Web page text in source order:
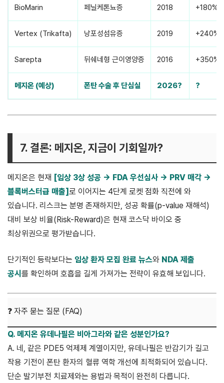
BioMarin 페닐케톤뇨증 2018 +180%
Vertex (Trikafta) 낭포성섬유증 2019 +240%
Sarepta 뒤쉐네형 근이영양증 2016 +350%
메지온 (예상) 폰탄 수술 후 단심실 2026? ?
7. 결론: 메지온, 지금이 기회일까?
메지온은 현재 [임상 3상 성공 → FDA 우선심사 → PRV 매각 →
블록버스터급 매출] 로 이어지는 4단계 로켓 점화 직전에 와
있습니다. 리스크는 분명 존재하지만, 성공 확률(p-value 재해석)
대비 보상 비율(Risk-Reward)은 현재 코스닥 바이오 중
최상위권으로 평가받습니다.
단기적인 등락보다는 임상 환자 모집 완료 뉴스와 NDA 제출
공시 를 확인하며 호흡을 길게 가져가는 전략이 유효해 보입니다.
❓ 자주 묻는 질문 (FAQ)
Q. 메지온 유데나필은 비아그라와 같은 성분인가요?
A. 네, 같은 PDE5 억제제 계열이지만, 유데나필은 반감기가 길고
작용 기전이 폰탄 환자의 혈류 역학 개선에 최적화되어 있습니다.
단순 발기부전 치료제와는 용법과 목적이 완전히 다릅니다.